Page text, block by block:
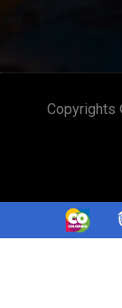
Copyrights